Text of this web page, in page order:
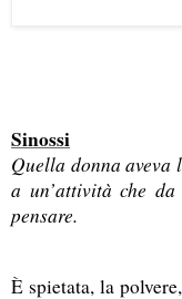
Sinossi
Quella donna aveva
a un’attività che
pensare.
È spietata, la